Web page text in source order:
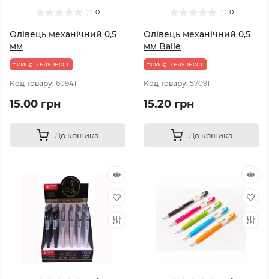
0
Олівець механічний 0,5
мм
Немає в наявності
Код товару: 60941
15.00 грн
До кошика
0
Олівець механічний 0,5
мм Baile
Немає в наявності
Код товару: 57091
15.20 грн
До кошика